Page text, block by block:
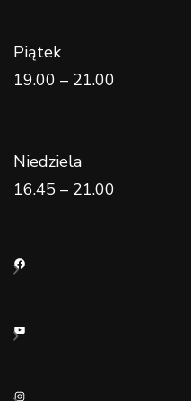
Piątek
19.00 – 21.00
Niedziela
16.45 – 21.00
Facebook
YouTube
Instagram